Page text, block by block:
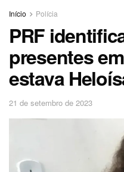
Início Polícia
PRF
presentes
estava
21 de setembro de 2023